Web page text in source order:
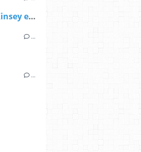
Mediapart: Accenture et McKinsey embauchés par l’Etat pour faire un milliard d’économies
…
…